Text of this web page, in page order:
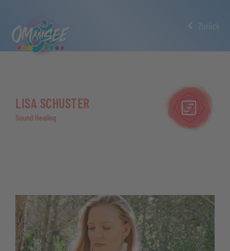
Zurück
LISA SCHUSTER
Sound Healing